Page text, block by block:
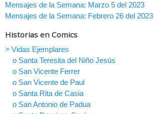
Mensajes de la Semana: Marzo 5 del 2023
Mensajes de la Semana: Febrero 26 del 2023
Historias en Comics
> Vidas Ejemplares
o Santa Teresita del Niño Jesús
o San Vicente Ferrer
o San Vicente de Paul
o Santa Rita de Casia
o San Antonio de Padua